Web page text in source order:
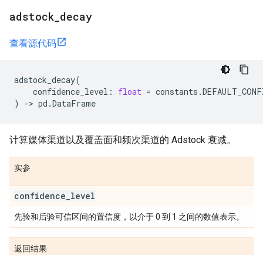
adstock decay
查看源代码
adstock_decay(
confidence_level : float = constants .
)
-> pd .DataFrame
计算媒体渠道以及覆盖面和频次渠道的 Adstock 衰减。
实参
confidence level
先验和后验可信区间的置信度，以介于 0 到 1 之间的数值表示。
返回结果